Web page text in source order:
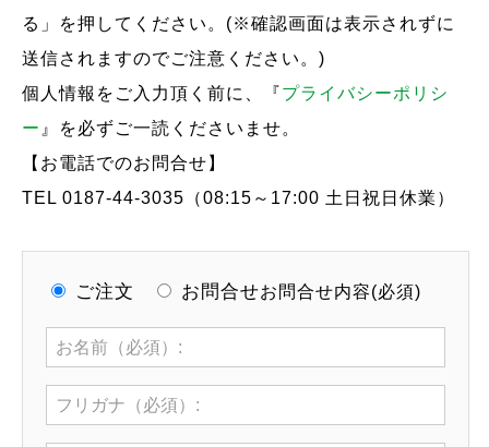
る」を押してください。(※確認画面は表示されずに
送信されますのでご注意ください。)
個人情報をご入力頂く前に、『プライバシーポリシ
ー 』を必ずご一読くださいませ。
【お電話でのお問合せ】
TEL 0187-44-3035（08:15～17:00 土日祝日休業）
お問合せ内容(必須)
ご注文 お問合せ